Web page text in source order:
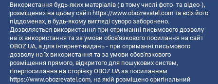
Використання будь-яких матеріалів ( в тому числі фото- та відео-),
розміщених на цьому сайті https://www.obozrevatel.com та всіх його
піддоменах, в будь-якому вигляді суворо заборонено.
Дозволяється використання при отриманні письмового дозволу
на їх використання та за умови обов'язкового посилання на сайт
OBOZ.UA, а для інтернет-видань - при отриманні письмового
дозволу на їх використання та за умови обов'язкового
розміщення прямого, відкритого для пошукових систем,
гіперпосилання на сторінку OBOZ.UA за посиланням
https://www.obozrevatel.com, на якій розміщено оригінальний